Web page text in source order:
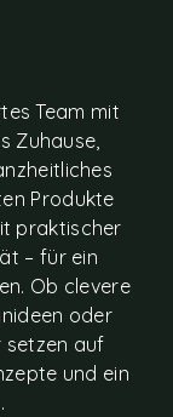
Team mit
Zuhause,
Produkte
praktischer
– für ein
Ob clevere
oder
setzen auf
und ein